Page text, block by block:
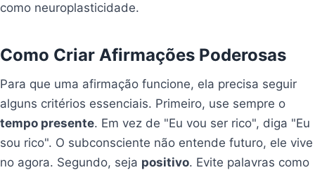
como neuroplasticidade.
Como Criar Afirmações Poderosas
Para que uma afirmação funcione, ela precisa seguir
alguns critérios essenciais. Primeiro, use sempre o
tempo presente. Em vez de "Eu vou ser rico", diga "Eu
sou rico". O subconsciente não entende futuro, ele vive
no agora. Segundo, seja positivo. Evite palavras como